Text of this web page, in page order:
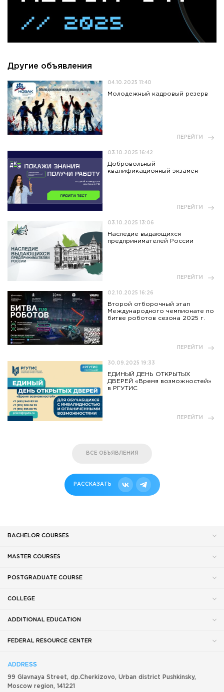
Другие объявления
04.10.2025 11:40
Молодежный кадровый резерв
ПЕРЕЙТИ
03.10.2025 16:42
Добровольный
квалификационный экзамен
ПЕРЕЙТИ
03.10.2025 13:06
Наследие выдающихся
предпринимателей России
ПЕРЕЙТИ
02.10.2025 16:26
Второй отборочный этап
Международного чемпионате по
битве роботов сезона 2025 г.
ПЕРЕЙТИ
30.09.2025 19:33
ЕДИНЫЙ ДЕНЬ ОТКРЫТЫХ
ДВЕРЕЙ «Время возможностей»
в РГУТИС
ПЕРЕЙТИ
ВСЕ ОБЪЯВЛЕНИЯ
РАССКАЗАТЬ
BACHELOR COURSES
MASTER COURSES
POSTGRADUATE COURSE
COLLEGE
ADDITIONAL EDUCATION
FEDERAL RESOURCE CENTER
ADDRESS
99 Glavnaya Street, dp.Cherkizovo, Urban district Pushkinsky,
Moscow region, 141221